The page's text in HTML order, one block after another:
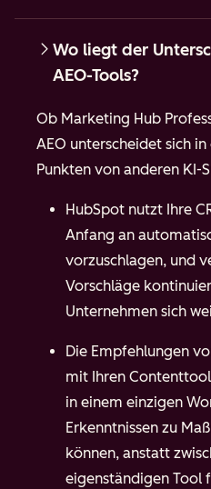
Wo liegt der
AEO-Tools?
Ob Marketing Hub
AEO unterscheidet sich
Punkten von anderen KI-
HubSpot nutzt Ihre
Anfang an
vorzuschlagen, und
Vorschläge
Unternehmen sich
Die Empfehlungen
mit Ihren
in einem einzigen
Erkenntnissen zu
können, anstatt
eigenständigen Tool